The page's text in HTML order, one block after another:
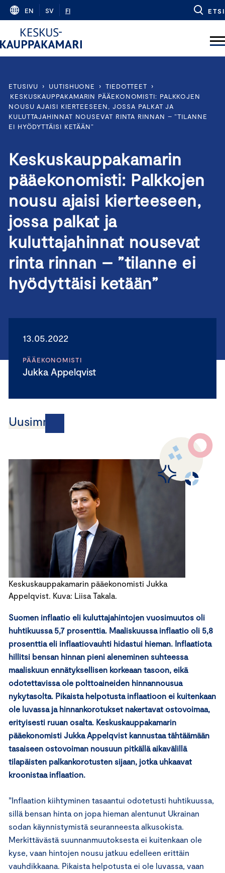
Skip
content
EN SV FI ETSI
ETUSIVU › UUTISHUONE › TIEDOTTEET
›
KESKUSKAUPPAKAMARIN PÄÄEKONOMISTI: PALKKOJEN
NOUSU AJAISI KIERTEESEEN, JOSSA PALKAT JA
KULUTTAJAHINNAT NOUSEVAT RINTA RINNAN – ”TILANNE
EI HYÖDYTTÄISI KETÄÄN”
Keskuskauppakamarin
pääekonomisti: Palkkojen
nousu ajaisi kierteeseen,
jossa palkat ja
kuluttajahinnat nousevat
rinta rinnan – ”tilanne ei
hyödyttäisi ketään”
13.05.2022
PÄÄEKONOMISTI
Jukka Appelqvist
Uusimmat
Keskuskauppakamarin pääekonomisti Jukka
Appelqvist. Kuva: Liisa Takala.
Suomen inflaatio eli kuluttajahintojen vuosimuutos oli
huhtikuussa 5,7 prosenttia. Maaliskuussa inflaatio oli 5,8
prosenttia eli inflaatiovauhti hidastui hieman. Inflaatiota
hillitsi bensan hinnan pieni aleneminen suhteessa
maaliskuun ennätyksellisen korkeaan tasoon, eikä
odotettavissa ole polttoaineiden hinnannousua
nykytasolta. Pikaista helpotusta inflaatioon ei kuitenkaan
ole luvassa ja hinnankorotukset nakertavat ostovoimaa,
erityisesti ruuan osalta. Keskuskauppakamarin
pääekonomisti Jukka Appelqvist kannustaa tähtäämään
tasaiseen ostovoiman nousuun pitkällä aikavälillä
tilapäisten palkankorotusten sijaan, jotka uhkaavat
kroonistaa inflaation.
”Inflaation kiihtyminen tasaantui odotetusti huhtikuussa,
sillä bensan hinta on jopa hieman alentunut Ukrainan
sodan käynnistymistä seuranneesta alkusokista.
Merkittävästä suunnanmuutoksesta ei kuitenkaan ole
kyse, vaan hintojen nousu jatkuu edelleen erittäin
vauhdikkaana. Pikaista helpotusta ei ole luvassa, vaan